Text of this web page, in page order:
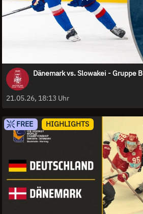
Dänemark vs. Slowakei - Gruppe B
21.05.26, 18:13 Uhr
FREE HIGHLIGHTS